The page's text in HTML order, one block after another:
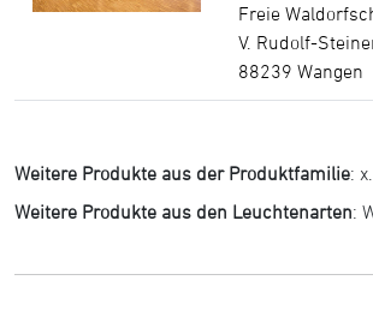
Freie
V. Rudolf-
88239 Wangen
Weitere Produkte aus der Produktfamilie:
Weitere Produkte aus den Leuchtenarten: